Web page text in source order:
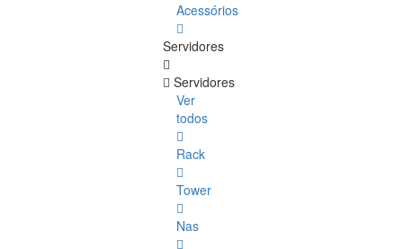
Acessórios
Servidores
Servidores
Ver
todos
Rack
Tower
Nas